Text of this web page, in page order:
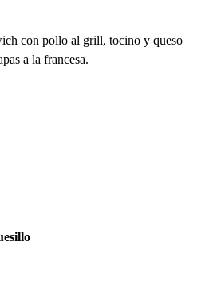
con pollo al grill, tocino y queso
a la francesa.